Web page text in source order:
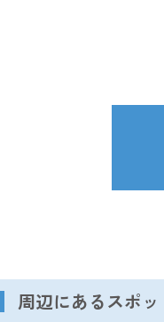
周辺にあるスポッ